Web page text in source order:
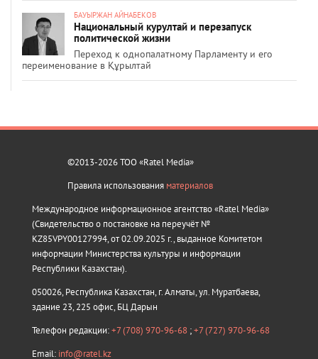
БАУЫРЖАН АЙНАБЕКОВ
Национальный курултай и перезапуск
политической жизни
Переход к однопалатному Парламенту и его
переименование в Құрылтай
©2013-2026 ТОО «Ratel Media»
Правила использования материалов
Международное информационное агентство «Ratel Media»
(Свидетельство о постановке на переучёт №
KZ85VPY00127994, от 02.09.2025 г., выданное Комитетом
информации Министерства культуры и информации
Республики Казахстан).
050026, Республика Казахстан, г. Алматы, ул. Муратбаева,
здание 23, 225 офис, БЦ Дарын
Телефон редакции:+7 (708) 970-96-68 ;+7 (727) 970-96-68
Email: info@ratel.kz